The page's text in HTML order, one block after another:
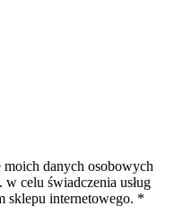
moich danych osobowych
celu świadczenia usług
sklepu internetowego. *